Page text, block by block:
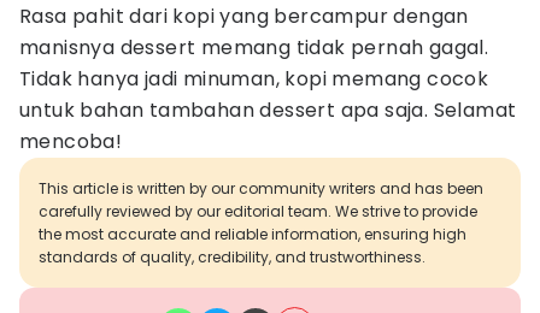
Rasa pahit dari kopi yang bercampur dengan
manisnya dessert memang tidak pernah gagal.
Tidak hanya jadi minuman, kopi memang cocok
untuk bahan tambahan dessert apa saja. Selamat
mencoba!
This article is written by our community writers and has been
carefully reviewed by our editorial team. We strive to provide
the most accurate and reliable information, ensuring high
standards of quality, credibility, and trustworthiness.